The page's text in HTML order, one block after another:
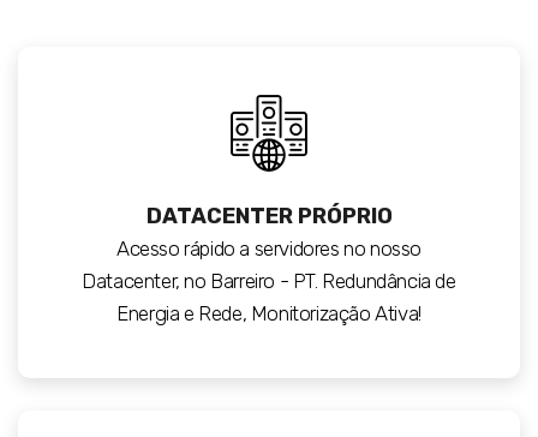
DATACENTER PRÓPRIO
Acesso rápido a servidores no nosso
Datacenter, no Barreiro - PT. Redundância de
Energia e Rede, Monitorização Ativa!